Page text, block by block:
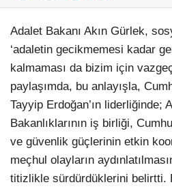
Adalet Bakanı Akın Gürlek,
‘adaletin gecikmemesi kadar
kalmaması da bizim için
paylaşımda, bu anlayışla,
Tayyip Erdoğan’ın liderliğinde;
Bakanlıklarının iş birliği,
ve güvenlik güçlerinin etkin
meçhul olayların
titizlikle sürdürdüklerini belirtti.